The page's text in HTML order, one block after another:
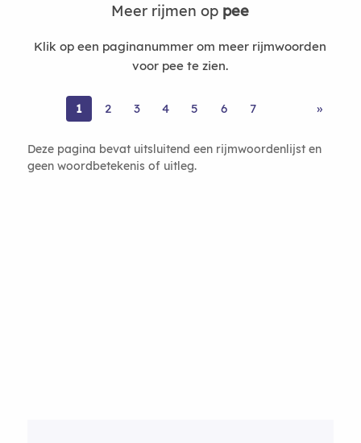
Meer rijmen op pee
Klik op een paginanummer om meer rijmwoorden
voor pee te zien.
1 2 3 4 5 6 7 »
Deze pagina bevat uitsluitend een rijmwoordenlijst en
geen woordbetekenis of uitleg.